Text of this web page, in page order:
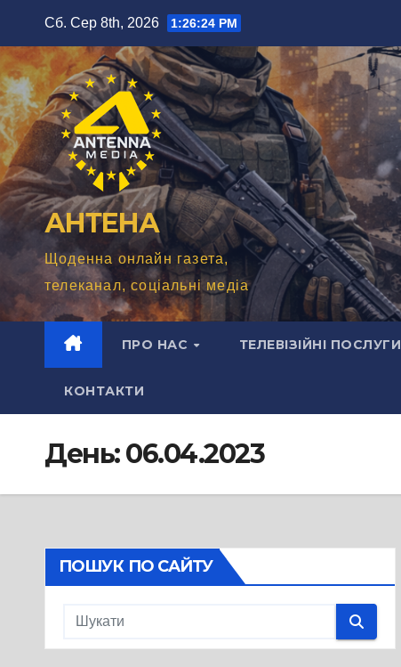
вмісту
Сб. Сер 8th, 2026 1:26:25 PM
АНТЕНА
Щоденна онлайн газета,
телеканал, соціальні медіа
ПРО НАС ТЕЛЕВІЗІЙНІ ПОСЛУГИ
КОНТАКТИ
День:06.04.2023
ПОШУК ПО САЙТУ